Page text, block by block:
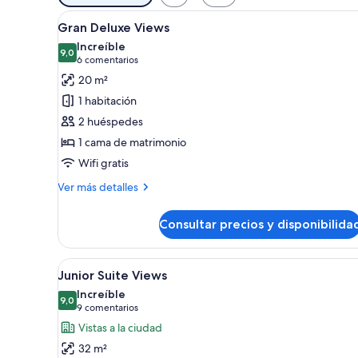
disponibles
para
las
habitaciones
Abrir
todas
las
fotos
de
Gran
Deluxe
Views
Gran Deluxe Views | Vistas
6
Gran Deluxe Views
9,09,0 de 10
Increíble
6 comentarios
(6 comentarios)
20 m²
1 habitación
2 huéspedes
1 cama de matrimonio
Wifi gratis
Ver más detalles
Más
Deluxe
Views
Consultar precios y
Abrir
todas
las
fotos
de
Habitación de hotel con una
7
Junior Suite Views
9,09,0 de 10
Increíble
9 comentarios
(9 comentarios)
Vistas a la ciudad
32 m²